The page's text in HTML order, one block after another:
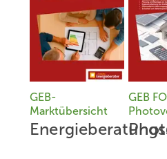
GEB-
Marktübersicht
GEB